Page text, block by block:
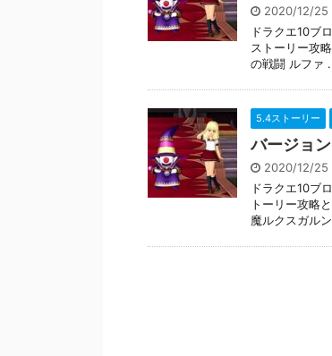
2020/12/25
ドラクエ10ブ
ストーリー攻
の戦闘 ルファ
5.4ストーリー
バージョ
2020/12/25
ドラクエ10ブ
トーリー攻略
魔ルクスガル